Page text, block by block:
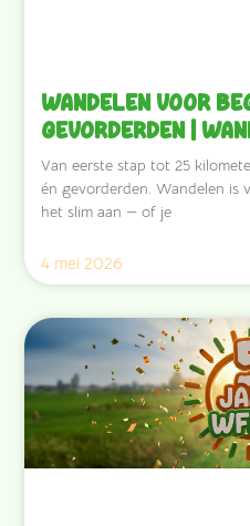
Wandelen voor
gevorderden |
Van eerste stap tot 25
én gevorderden. Wandelen is
het slim aan — of je
4 mei 2026